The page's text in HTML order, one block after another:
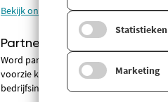
Bekijk onze oplossingen
Partners
Word partner van Company.info en
voorzie klanten van diepgaande
bedrijfsinformatie
Statistieken
Marketing